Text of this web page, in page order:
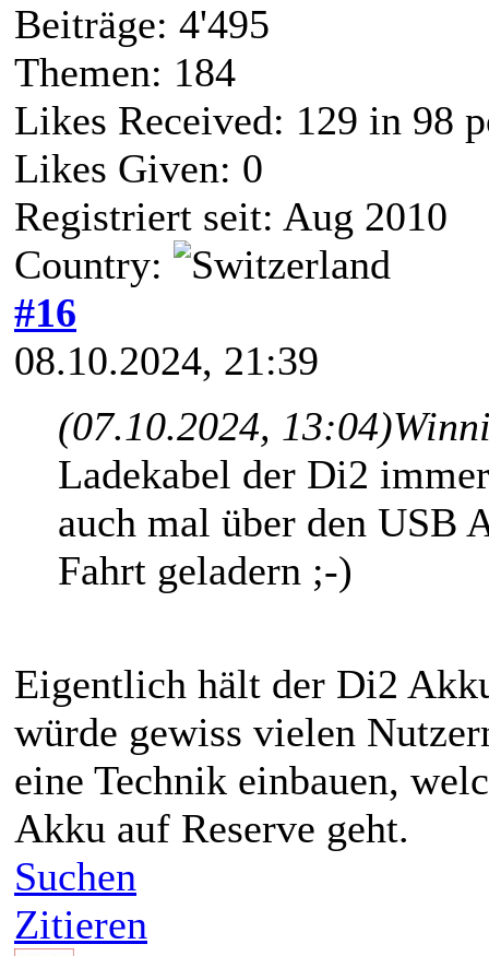
Beiträge: 4'495
Themen: 184
Likes Received: 129 in 98
Likes Given: 0
Registriert seit: Aug 2010
Country:
#16
08.10.2024, 21:39
(07.10.2024, 13:04)
Ladekabel der Di2
auch mal über den USB
Fahrt geladern ;-)
Eigentlich hält der Di2
würde gewiss vielen
eine Technik einbauen,
Akku auf Reserve geht.
Suchen
Zitieren